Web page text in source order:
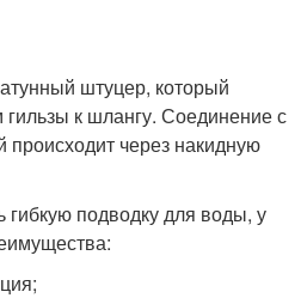
штуцер, который
к шлангу. Соединение с
через накидную
подводку для воды, у